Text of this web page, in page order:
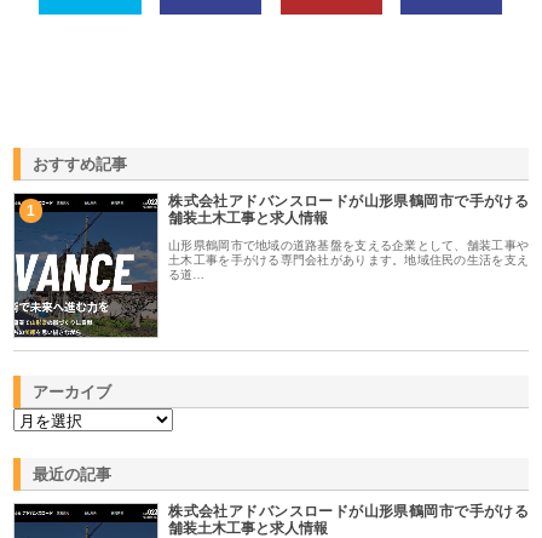
おすすめ記事
1
株式会社アドバンスロードが山形県鶴岡市で手がける
舗装土木工事と求人情報
山形県鶴岡市で地域の道路基盤を支える企業として、舗装工事や
土木工事を手がける専門会社があります。地域住民の生活を支え
る道…
アーカイブ
最近の記事
株式会社アドバンスロードが山形県鶴岡市で手がける
舗装土木工事と求人情報